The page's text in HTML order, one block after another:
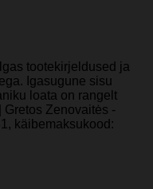
tootekirjeldused ja
Igasugune sisu
loata on rangelt
Zenovaitės -
käibemaksukood: